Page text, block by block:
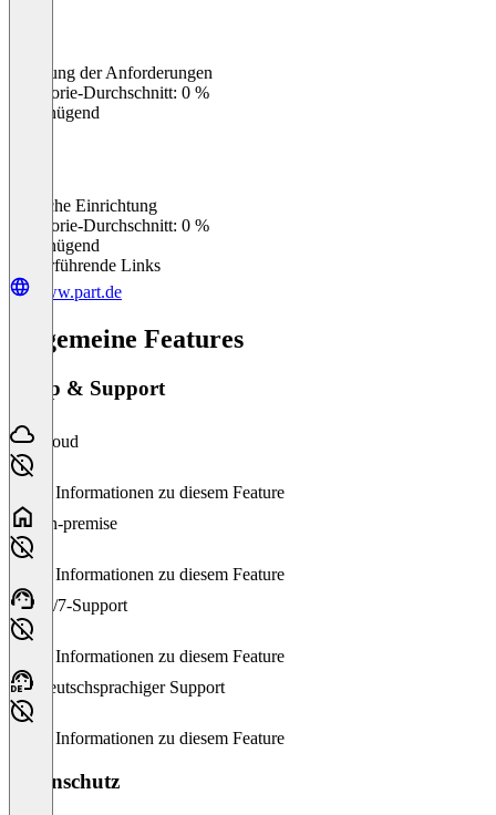
Erfüllung der Anforderungen
Kategorie-Durchschnitt: 0 %
Ungenügend
Einfache Einrichtung
Kategorie-Durchschnitt: 0 %
Ungenügend
Weiterführende Links
www.part.de
Allgemeine Features
Setup & Support
Cloud
Keine Informationen zu diesem Feature
On-premise
Keine Informationen zu diesem Feature
24/7-Support
Keine Informationen zu diesem Feature
Deutschsprachiger Support
Keine Informationen zu diesem Feature
Datenschutz